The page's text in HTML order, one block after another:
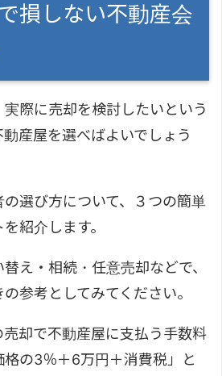
損しない不動産会
際に売却を検討したいという
産屋を選べばよいでしょう
選び方について、３つの簡単
紹介します。
え・相続・任意売却などで、
参考としてみてください。
却で不動産屋に支払う手数料
の3％＋6万円＋消費税」と